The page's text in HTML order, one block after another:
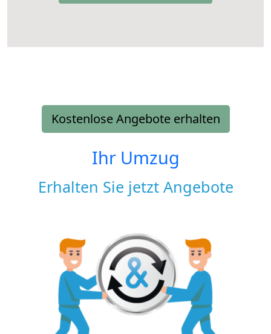
Kostenlose Angebote erhalten
Ihr Umzug
Erhalten Sie jetzt Angebote